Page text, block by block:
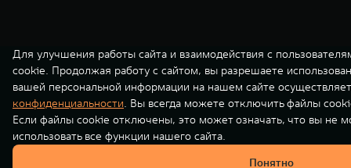
Для улучшения работы сайта и взаимодействия с
cookie. Продолжая работу с сайтом, вы разрешаете
вашей персональной информации на нашем сайте
конфиденциальности. Вы всегда можете отключить файлы
Если файлы cookie отключены, это может означать, что вы не
использовать все функции нашего сайта.
Понятно